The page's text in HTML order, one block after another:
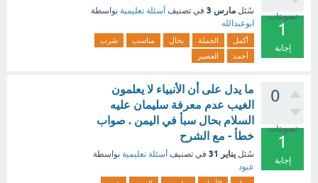
تصويتات
1
إجابة
سُئل مارس 3 في تصنيف أسئلة تعليمية بواسطة
ابوعبدالله
أكمل الجملة بحال مناسب
شرب
أحمد
العصير
0
تصويتات
1
إجابة
ما يدل على أن الأنبياء لا يعلمون
الغيب عدم معرفة سليمان عليه
السلام بحال سبأ في اليمن . صواب
خطأ - مع الشرح
سُئل يناير 31 في تصنيف أسئلة تعليمية بواسطة
عبود